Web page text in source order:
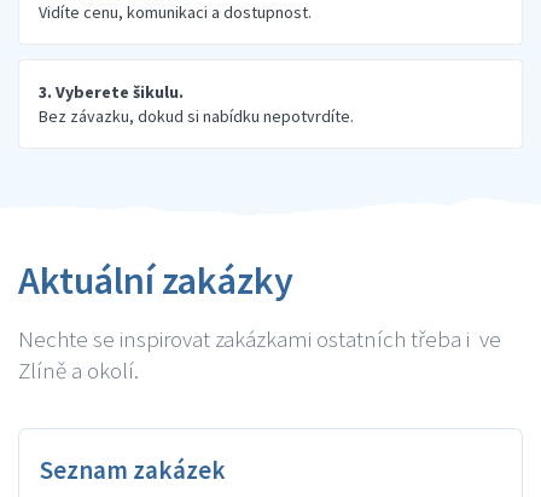
Vidíte cenu, komunikaci a dostupnost.
3. Vyberete šikulu.
Bez závazku, dokud si nabídku nepotvrdíte.
Aktuální zakázky
Nechte se inspirovat zakázkami ostatních třeba i ve
Zlíně a okolí.
Seznam zakázek